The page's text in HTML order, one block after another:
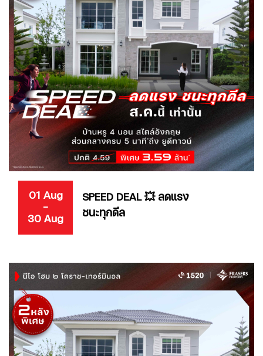
01 Aug
-
30 Aug
SPEED DEAL 💥 ลดแรง
ชนะทุกดีล